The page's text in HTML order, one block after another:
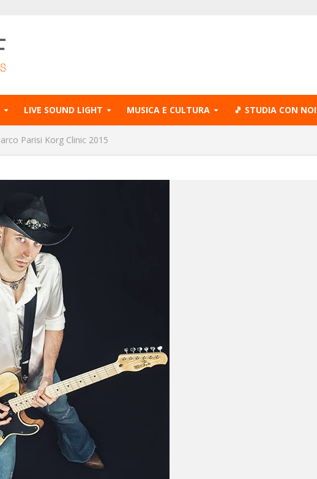
LIVE SOUND LIGHT MUSICA E CULTURA 🎵 STUDIA CON NOI
Parisi Korg Clinic 2015